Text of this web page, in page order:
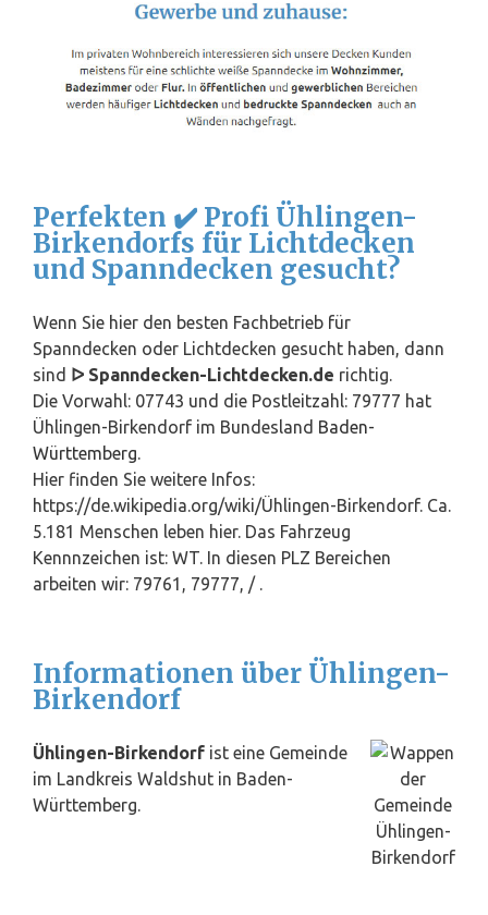
Perfekten ✔️ Profi Ühlingen-
Birkendorfs für Lichtdecken
und Spanndecken gesucht?
Wenn Sie hier den besten Fachbetrieb für
Spanndecken oder Lichtdecken gesucht haben, dann
sind ᐅ Spanndecken-Lichtdecken.de richtig.
Die Vorwahl: 07743 und die Postleitzahl: 79777 hat
Ühlingen-Birkendorf im Bundesland Baden-
Württemberg.
Hier finden Sie weitere Infos:
https://de.wikipedia.org/wiki/Ühlingen-Birkendorf. Ca.
5.181 Menschen leben hier. Das Fahrzeug
Kennnzeichen ist: WT. In diesen PLZ Bereichen
arbeiten wir: 79761, 79777, / .
Informationen über Ühlingen-
Birkendorf
Ühlingen-Birkendorf ist eine Gemeinde
im Landkreis Waldshut in Baden-
Württemberg.